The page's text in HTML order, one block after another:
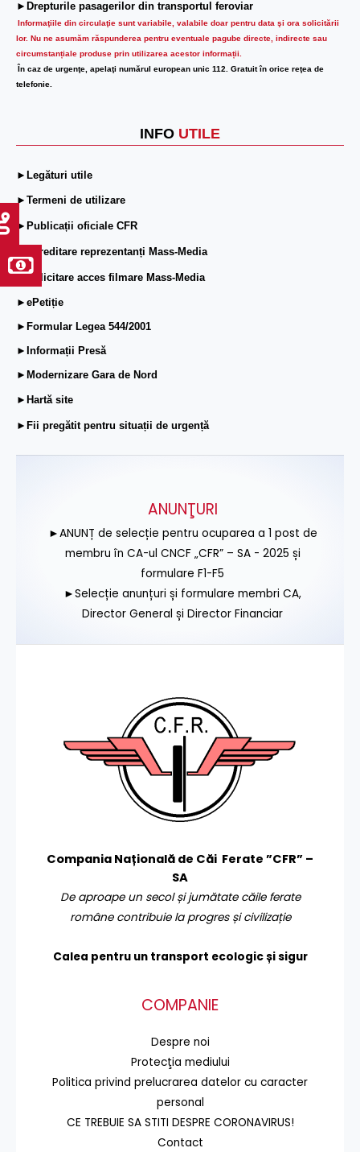
►Drepturile pasagerilor din transportul feroviar
Informaţiile din circulaţie sunt variabile, valabile doar pentru data şi ora solicitării
lor. Nu ne asumăm răspunderea pentru eventuale pagube directe, indirecte sau
circumstanțiale produse prin utilizarea acestor informații.
În caz de urgenţe, apelaţi numărul european unic 112. Gratuit în orice reţea de
telefonie.
INFO UTILE
►Legături utile
►Termeni de utilizare
►Publicații oficiale CFR
►Acreditare reprezentanți Mass-Media
►Solicitare acces filmare Mass-Media
►ePetiție
►Formular Legea 544/2001
►Informații Presă
►Modernizare Gara de Nord
►Hartă site
►Fii pregătit pentru situații de urgență
ANUNŢURI
►ANUNȚ de selecție pentru ocuparea a 1 post de
membru în CA-ul CNCF „CFR” – SA - 2025 și
formulare F1-F5
►Selecție anunțuri și formulare membri CA,
Director General și Director Financiar
Compania Națională de Căi Ferate ”CFR” –
SA
De aproape un secol și jumătate căile ferate
române contribuie la progres și civilizație
Calea pentru un transport ecologic și sigur
COMPANIE
Despre noi
Protecţia mediului
Politica privind prelucrarea datelor cu caracter
personal
CE TREBUIE SA STITI DESPRE CORONAVIRUS!
Contact